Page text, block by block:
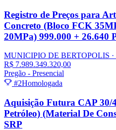
Registro de Preços para
Concreto (Bloco FCK
20MPa) 999.000 + 26.640
MUNICIPIO DE BERTOPOLIS
R$ 7.989.349.320,00
Pregão - Presencial
#2Homologada
Aquisição Futura CAP 30/
Petróleo) (Material De
SRP